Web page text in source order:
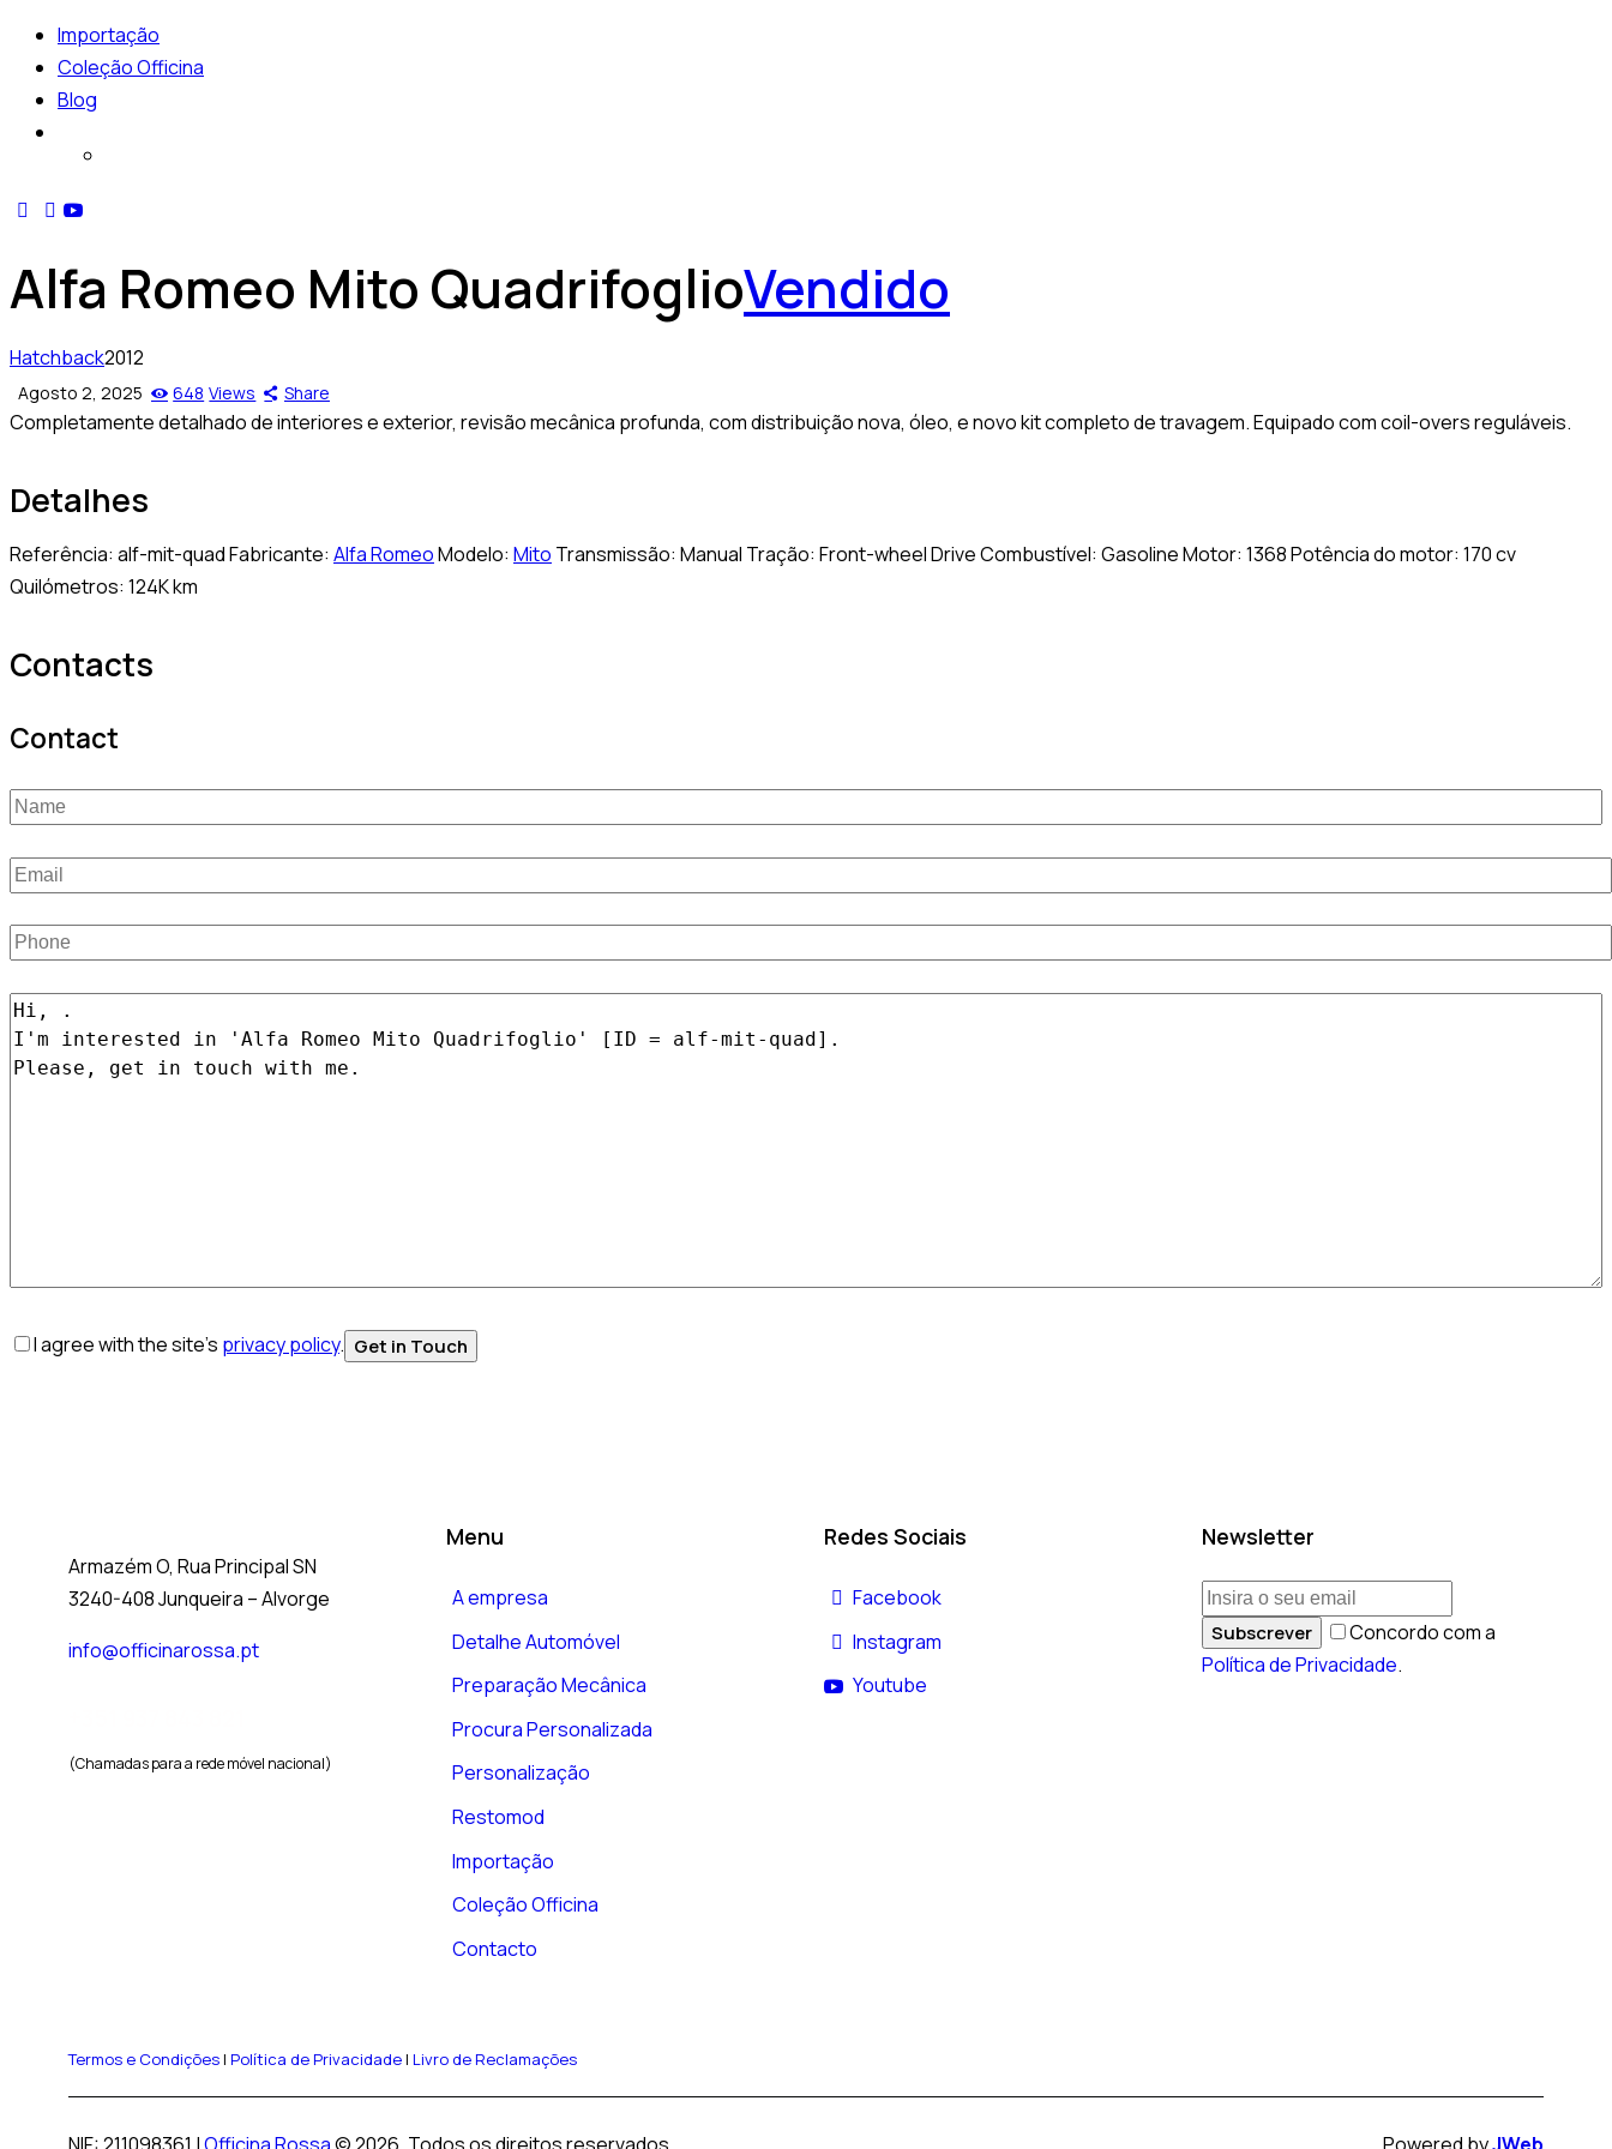
Importação
Coleção Officina
Blog
Alfa Romeo Mito QuadrifoglioVendido
Hatchback2012
Agosto 2, 2025 648 Views Share
Completamente detalhado de interiores e exterior, revisão mecânica profunda, com distribuição nova, óleo, e novo kit completo de travagem. Equipado com coil-overs reguláveis.
Detalhes
Referência: alf-mit-quadFabricante: Alfa RomeoModelo: Mito Transmissão: Manual Tração: Front-wheel DriveCombustível: GasolineMotor: 1368Potência do motor: 170 cv
Quilómetros: 124K km
Contacts
Contact
I agree with the site’s privacy policy.
Armazém O, Rua Principal SN
3240-408 Junqueira – Alvorge
info@officinarossa.pt
(Chamadas para a rede móvel nacional)
Menu
A empresa
Detalhe Automóvel
Preparação Mecânica
Procura Personalizada
Personalização
Restomod
Importação
Coleção Officina
Contacto
Redes Sociais
Facebook
Instagram
Youtube
Newsletter
Subscrever
Concordo com a
Política de Privacidade.
Termos e Condições| Política de Privacidade| Livro de Reclamações